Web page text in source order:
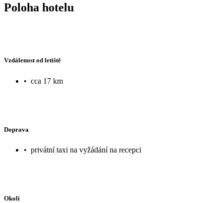
Poloha hotelu
Vzdálenost od letiště
• cca 17 km
Doprava
• privátní taxi na vyžádání na recepci
Okolí